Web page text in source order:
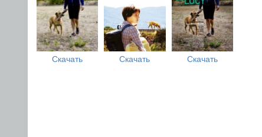
Скачать Скачать Скачать